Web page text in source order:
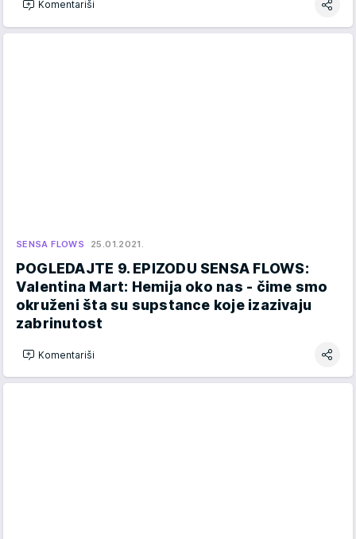
Komentariši
SENSA FLOWS 25.01.2021.
POGLEDAJTE 9. EPIZODU SENSA FLOWS:
Valentina Mart: Hemija oko nas - čime smo
okruženi šta su supstance koje izazivaju
zabrinutost
Komentariši